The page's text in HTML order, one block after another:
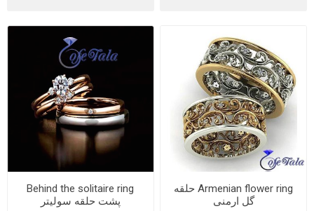
Armenian flower ring حلقه
گل ارمنی
Behind the solitaire ring
پشت حلقه سولیتر